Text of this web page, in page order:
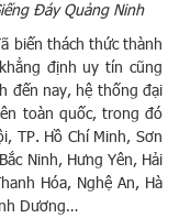
Đáy Quảng Ninh
biến thách thức thành
định uy tín cũng
đến nay, hệ thống đại
toàn quốc, trong đó
TP. Hồ Chí Minh, Sơn
Ninh, Hưng Yên, Hải
Hóa, Nghệ An, Hà
Dương…